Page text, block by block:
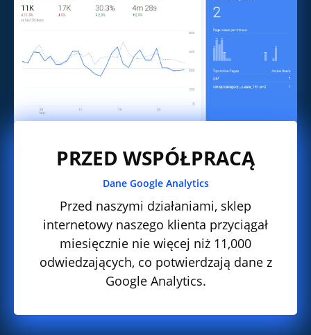
PRZED WSPÓŁPRACĄ
Dane Google Analytics
Przed naszymi działaniami, sklep
internetowy naszego klienta przyciągał
miesięcznie nie więcej niż 11,000
odwiedzających, co potwierdzają dane z
Google Analytics.